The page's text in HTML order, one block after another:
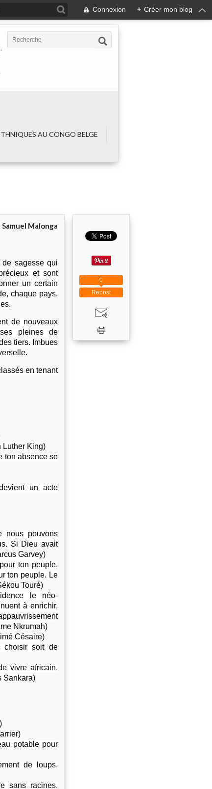
Connexion + Créer mon blog
AU CONGO BELGE
Samuel Malonga
de sagesse qui
et sont
un certain
chaque pays,
de nouveaux
pleines de
tiers. Imbues
en tenant
Luther King)
ton absence se
un acte
nous pouvons
Si Dieu avait
Garvey)
ton peuple.
ton peuple. Le
Touré)
le néo-
à enrichir,
Nkrumah)
Césaire)
choisir soit de
vivre africain.
Sankara)
potable pour
de loups.
sans racines.
Repost
0